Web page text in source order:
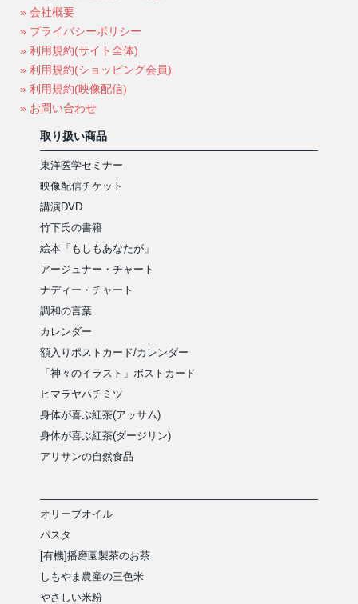
» 会社概要
» プライバシーポリシー
» 利用規約(サイト全体)
» 利用規約(ショッピング会員)
» 利用規約(映像配信)
» お問い合わせ
取り扱い商品
東洋医学セミナー
映像配信チケット
講演DVD
竹下氏の書籍
絵本「もしもあなたが」
アージュナー・チャート
ナディー・チャート
調和の言葉
カレンダー
額入りポストカード/カレンダー
「神々のイラスト」ポストカード
ヒマラヤハチミツ
身体が喜ぶ紅茶(アッサム)
身体が喜ぶ紅茶(ダージリン)
アリサンの自然食品
オリーブオイル
パスタ
[有機]播磨園製茶のお茶
しもやま農産の三色米
やさしい米粉